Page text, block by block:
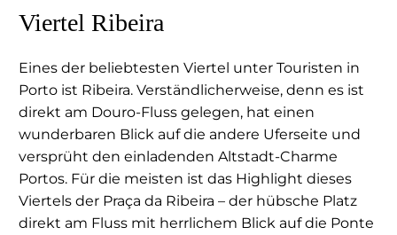
Viertel Ribeira
Eines der beliebtesten Viertel unter Touristen in
Porto ist Ribeira. Verständlicherweise, denn es ist
direkt am Douro-Fluss gelegen, hat einen
wunderbaren Blick auf die andere Uferseite und
versprüht den einladenden Altstadt-Charme
Portos. Für die meisten ist das Highlight dieses
Viertels der Praça da Ribeira – der hübsche Platz
direkt am Fluss mit herrlichem Blick auf die Ponte